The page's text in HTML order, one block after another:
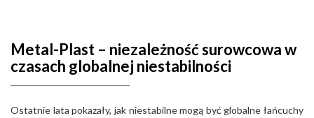
Metal-Plast – niezależność surowcowa w
czasach globalnej niestabilności
Ostatnie lata pokazały, jak niestabilne mogą być globalne łańcuchy